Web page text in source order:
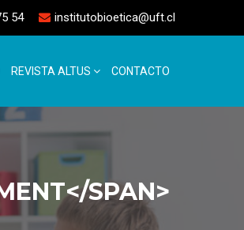
54 institutobioetica@uft.cl
REVISTA ALTUS CONTACTO
SPAN>